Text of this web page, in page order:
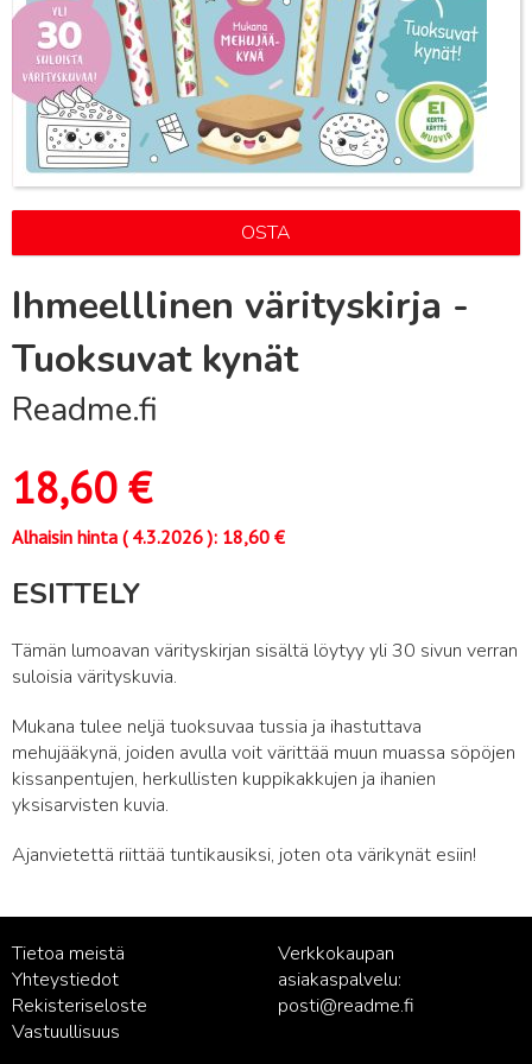
OSTA
Ihmeelllinen värityskirja -
Tuoksuvat kynät
Readme.fi
18,60€
Alhaisin hinta (4.3.2026): 18,60 €
ESITTELY
Tämän lumoavan värityskirjan sisältä löytyy yli 30 sivun verran
suloisia värityskuvia.
Mukana tulee neljä tuoksuvaa tussia ja ihastuttava
mehujääkynä, joiden avulla voit värittää muun muassa söpöjen
kissanpentujen, herkullisten kuppikakkujen ja ihanien
yksisarvisten kuvia.
Ajanvietettä riittää tuntikausiksi, joten ota värikynät esiin!
Tietoa meistä
Yhteystiedot
Rekisteriseloste
Vastuullisuus
Verkkokaupan
asiakaspalvelu:
posti@readme.fi